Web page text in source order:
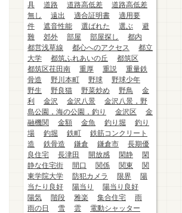
具
道路 道路高低差
道路高低差
無し
遠出 適合証明書
適用要
件
遮音性能 選ばれた 選ぶ
避
難
郊外 部屋 部屋探し
都内
都営浅草線
都心へのアクセス
都立
大学
都筑ふれあいの丘
都筑区
都筑区荏田南
重厚 重説
重量鉄
骨造
野川本町 野球
野球少年
野生
野良猫 野菜炒め 野鳥
金
利
金沢 金沢八景
金沢八景，野
島公園，海の公園，釣り
金沢区
金
融機関
金額 金魚 釣り堀
釣り
場
釣堀 鉄町
鉄筋コンクリート
造
鉄骨造 鎌倉 鎌倉市
長期優
良住宅
長津田 開放感 閑静
閑
静な住宅街
間口 関係 関東
関
東学院大学
防犯カメラ 限界
陽
当たり良好
陽当り
陽当り良好
陽気
階段 雅楽 集合住宅
雨
雨の日
雪 雲
電動シャッター